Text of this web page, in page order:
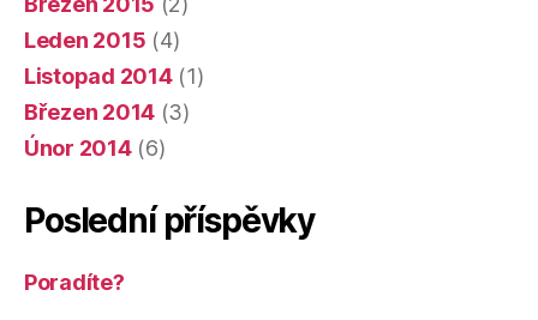
Leden 2015 (4)
Listopad 2014(1)
Březen 2014 (3)
Únor 2014(6)
Poslední příspěvky
Poradíte?